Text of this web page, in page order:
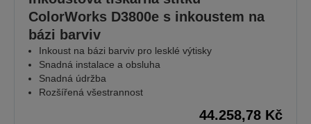
ColorWorks D3800e s inkoustem na
bázi barviv
Inkoust na bázi barviv pro lesklé výtisky
Snadná instalace a obsluha
Snadná údržba
Rozšířená všestrannost
44.258,78 Kč